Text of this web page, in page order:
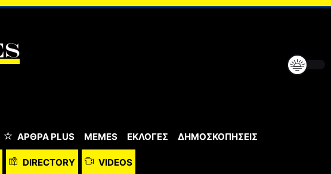
ΆΡΘΡΑ PLUS MEMES ΕΚΛΟΓΕΣ ΔΗΜΟΣΚΟΠΗΣΕΙΣ
DIRECTORY VIDEOS